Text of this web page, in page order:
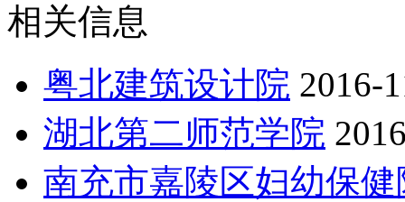
相关信息
粤北建筑设计院 2016-
湖北第二师范学院
南充市嘉陵区妇幼保健